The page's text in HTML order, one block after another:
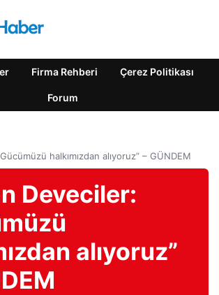
Firma Rehberi Çerez Politikası
Forum
halkımızdan alıyoruz” – GÜNDEM
Deveciler:
alıyoruz”